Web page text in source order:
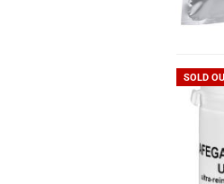
SOLD